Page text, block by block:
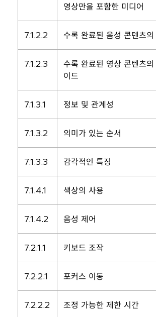
영상만을 포함한 미디어
7.1.2.2 수록 완료된 음성 콘텐츠의
7.1.2.3
수록 완료된 영상 콘텐츠
이드
7.1.3.1 정보 및 관계성
7.1.3.2 의미가 있는 순서
7.1.3.3 감각적인 특징
7.1.4.1 색상의 사용
7.1.4.2 음성 제어
7.2.1.1 키보드 조작
7.2.2.1 포커스 이동
7.2.2.2 조정 가능한 제한 시간